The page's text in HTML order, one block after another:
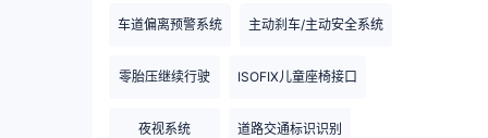
车道偏离预警系统 主动刹车/主动安全系统
零胎压继续行驶 ISOFIX儿童座椅接口
夜视系统 道路交通标识识别